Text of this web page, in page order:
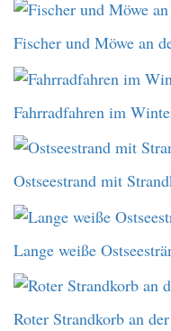
Fischer und Möwe an
Fahrradfahren im
Ostseestrand mit
Lange weiße
Roter Strandkorb an